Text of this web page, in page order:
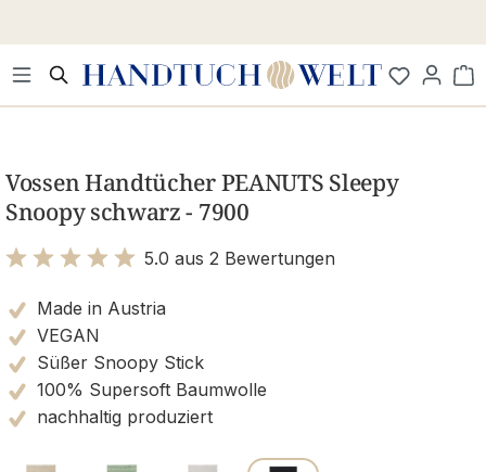
Vossen Handtücher PEANUTS Sleepy
Snoopy schwarz - 7900
5.0 aus 2 Bewertungen
Made in Austria
VEGAN
Süßer Snoopy Stick
100% Supersoft Baumwolle
nachhaltig produziert